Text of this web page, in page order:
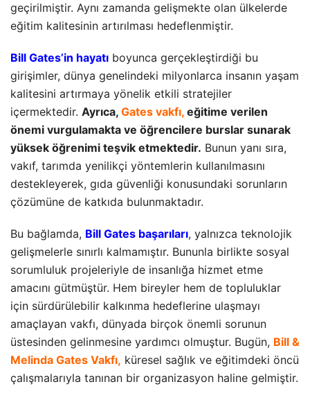
geçirilmiştir. Aynı zamanda gelişmekte olan ülkelerde
eğitim kalitesinin artırılması hedeflenmiştir.
Bill Gates’in hayatı boyunca gerçekleştirdiği bu
girişimler, dünya genelindeki milyonlarca insanın yaşam
kalitesini artırmaya yönelik etkili stratejiler
içermektedir. Ayrıca, Gates vakfı, eğitime verilen
önemi vurgulamakta ve öğrencilere burslar sunarak
yüksek öğrenimi teşvik etmektedir. Bunun yanı sıra,
vakıf, tarımda yenilikçi yöntemlerin kullanılmasını
destekleyerek, gıda güvenliği konusundaki sorunların
çözümüne de katkıda bulunmaktadır.
Bu bağlamda, Bill Gates başarıları, yalnızca teknolojik
gelişmelerle sınırlı kalmamıştır. Bununla birlikte sosyal
sorumluluk projeleriyle de insanlığa hizmet etme
amacını gütmüştür. Hem bireyler hem de topluluklar
için sürdürülebilir kalkınma hedeflerine ulaşmayı
amaçlayan vakfı, dünyada birçok önemli sorunun
üstesinden gelinmesine yardımcı olmuştur. Bugün, Bill &
Melinda Gates Vakfı, küresel sağlık ve eğitimdeki öncü
çalışmalarıyla tanınan bir organizasyon haline gelmiştir.